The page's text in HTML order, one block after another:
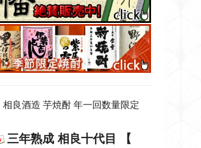
良酒造 芋焼酎 年一回数量限定
三年熟成 相良十代目 【